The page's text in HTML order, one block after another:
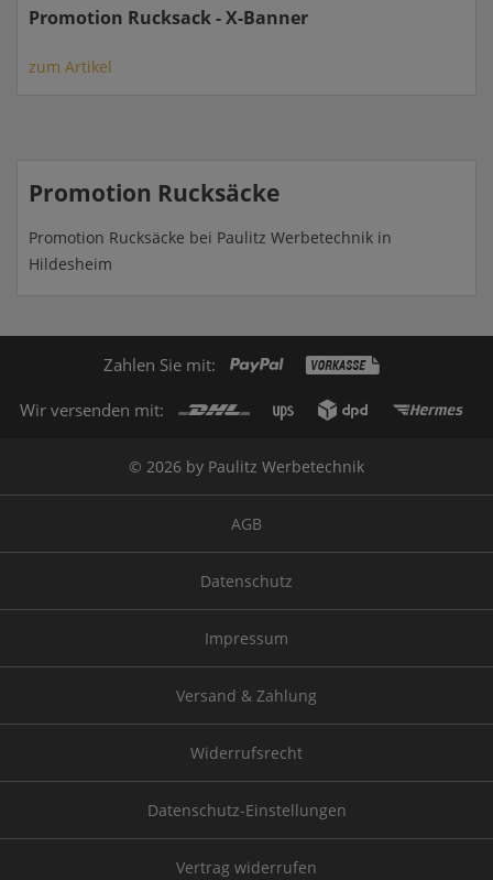
Promotion Rucksack - X-Banner
zum Artikel
Promotion Rucksäcke
Promotion Rucksäcke bei Paulitz Werbetechnik in
Hildesheim
Zahlen Sie mit:
Wir versenden mit:
© 2026 by Paulitz Werbetechnik
AGB
Datenschutz
Impressum
Versand & Zahlung
Widerrufsrecht
Datenschutz-Einstellungen
Vertrag widerrufen